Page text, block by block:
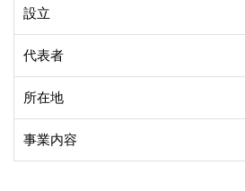
設立
代表者
所在地
事業内容